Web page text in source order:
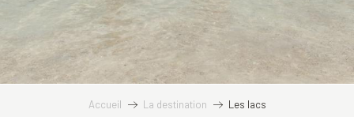
Accueil La destination Les lacs